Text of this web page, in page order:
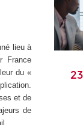
lieu à
France
du «
et de
de